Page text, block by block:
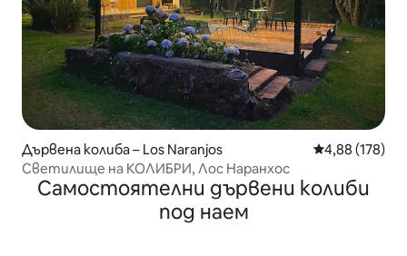
Дървена колиба – Los Naranjos Средна
4,88 (178)
Светилище на КОЛИБРИ, Лос Наранхос
Самостоятелни дървени колиби
под наем